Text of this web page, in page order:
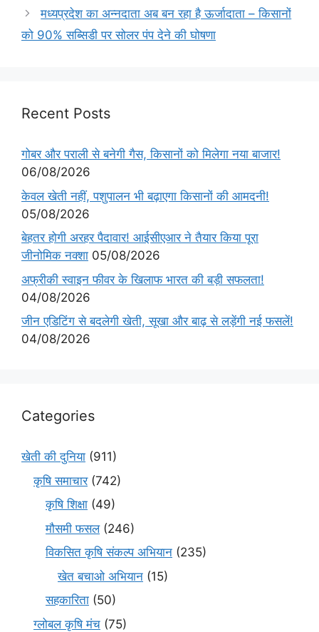
मध्यप्रदेश का अन्नदाता अब बन रहा है ऊर्जादाता – किसानों
को 90% सब्सिडी पर सोलर पंप देने की घोषणा
Recent Posts
गोबर और पराली से बनेगी गैस, किसानों को मिलेगा नया बाजार!
06/08/2026
केवल खेती नहीं, पशुपालन भी बढ़ाएगा किसानों की आमदनी!
05/08/2026
बेहतर होगी अरहर पैदावार! आईसीएआर ने तैयार किया पूरा
जीनोमिक नक्शा 05/08/2026
अफ्रीकी स्वाइन फीवर के खिलाफ भारत की बड़ी सफलता!
04/08/2026
जीन एडिटिंग से बदलेगी खेती, सूखा और बाढ़ से लड़ेंगी नई फसलें!
04/08/2026
Categories
खेती की दुनिया (911)
कृषि समाचार(742)
कृषि शिक्षा (49)
मौसमी फसल(246)
विकसित कृषि संकल्प अभियान (235)
खेत बचाओ अभियान (15)
सहकारिता (50)
ग्लोबल कृषि मंच (75)